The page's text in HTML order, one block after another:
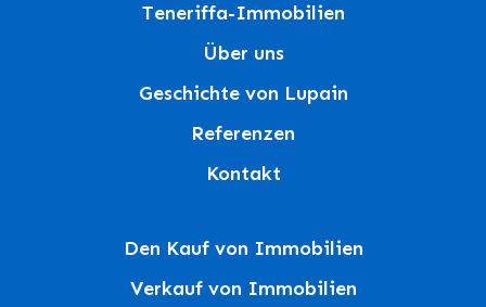
Teneriffa-Immobilien
Über uns
Geschichte von Lupain
Referenzen
Kontakt
Den Kauf von Immobilien
Verkauf von Immobilien